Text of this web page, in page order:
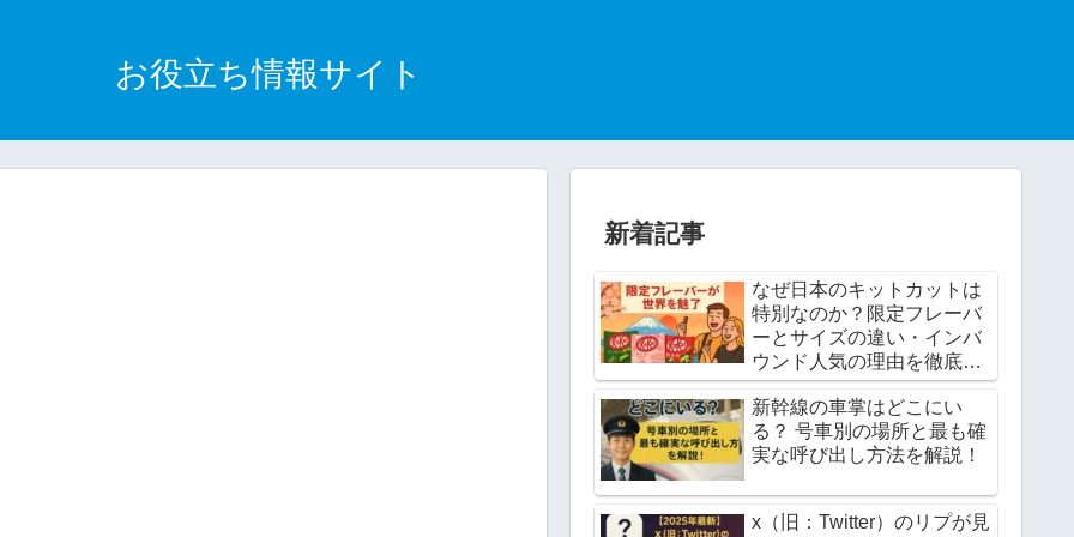
お役立ち情報サイト
新着記事
なぜ日本のキットカットは
特別なのか？限定フレーバ
ーとサイズの違い・インバ
ウンド人気の理由を徹底解
説！
新幹線の車掌はどこにい
る？ 号車別の場所と最も確
実な呼び出し方法を解説！
x（旧：Twitter）のリプが見